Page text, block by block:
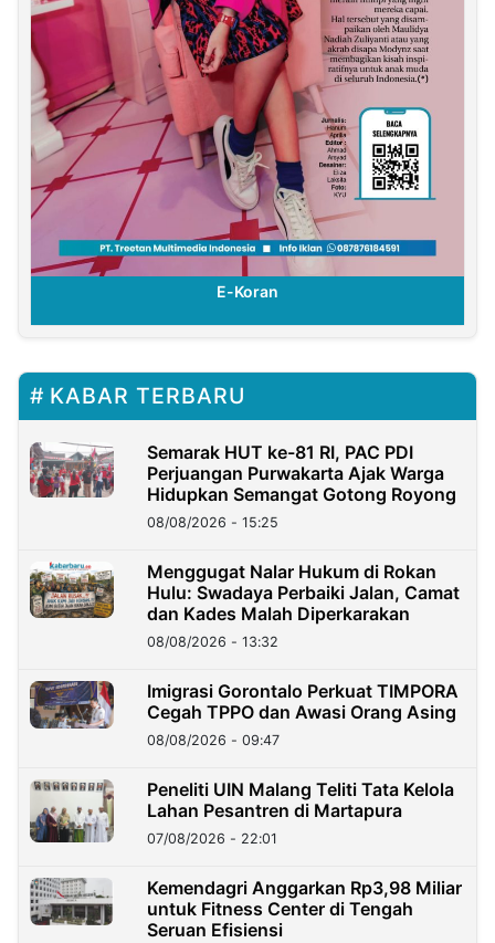
E-Koran
KABAR TERBARU
Semarak HUT ke-81 RI, PAC PDI
Perjuangan Purwakarta Ajak Warga
Hidupkan Semangat Gotong Royong
08/08/2026 - 15:25
Menggugat Nalar Hukum di Rokan
Hulu: Swadaya Perbaiki Jalan, Camat
dan Kades Malah Diperkarakan
08/08/2026 - 13:32
Imigrasi Gorontalo Perkuat TIMPORA
Cegah TPPO dan Awasi Orang Asing
08/08/2026 - 09:47
Peneliti UIN Malang Teliti Tata Kelola
Lahan Pesantren di Martapura
07/08/2026 - 22:01
Kemendagri Anggarkan Rp3,98 Miliar
untuk Fitness Center di Tengah
Seruan Efisiensi